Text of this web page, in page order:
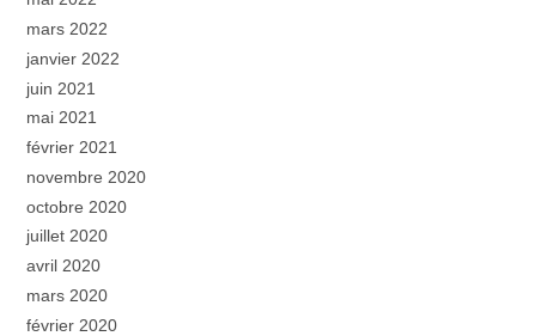
mars 2022
janvier 2022
juin 2021
mai 2021
février 2021
novembre 2020
octobre 2020
juillet 2020
avril 2020
mars 2020
février 2020